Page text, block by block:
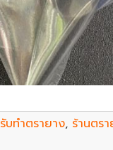
รับทำตรายาง, ร้านตร